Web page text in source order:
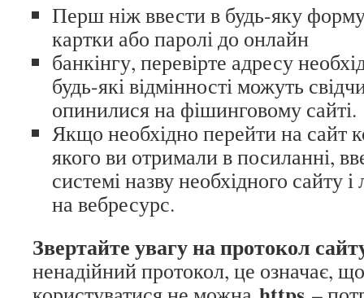
Перш ніж ввести в будь-яку форму
картки або паролі до онлайн
банкінгу, перевірте адресу
будь-які відмінності можуть
опинилися на фішинговому сайті.
Якщо необхідно перейти на сайт
якого ви отримали в посиланні,
системі назву необхідного сайту
на вебресурс.
Звертайте увагу на протокол
ненадійний протокол, це означає,